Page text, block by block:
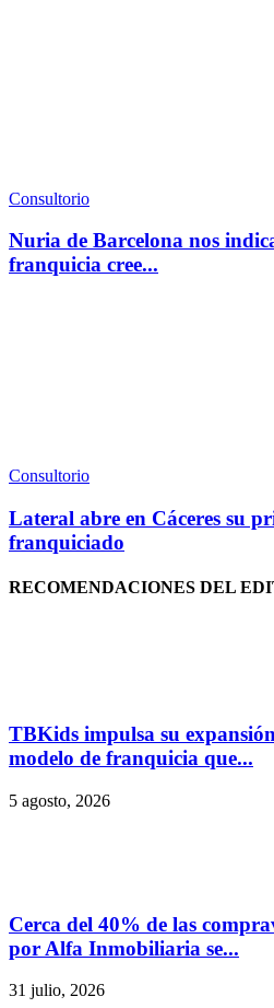
Consultorio
Nuria de Barcelona nos
franquicia cree...
Consultorio
Lateral abre en Cáceres su
franquiciado
RECOMENDACIONES DEL
TBKids impulsa su
modelo de franquicia que...
5 agosto, 2026
Cerca del 40% de las
por Alfa Inmobiliaria se...
31 julio, 2026